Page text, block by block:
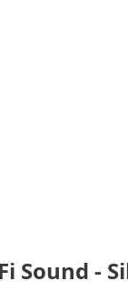
Sound -